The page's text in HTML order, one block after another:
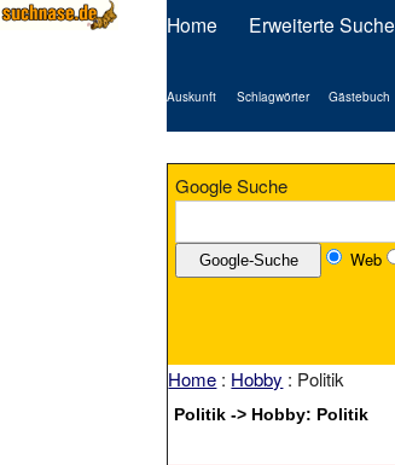
Home Erweiterte Suche
Auskunft Schlagwörter Gästebuch
Google Suche
Web
Home : Hobby : Politik
Politik -> Hobby: Politik